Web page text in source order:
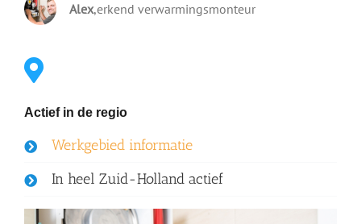
Alex,erkend verwarmingsmonteur
Actief in de regio
Werkgebied informatie
In heel Zuid-Holland actief